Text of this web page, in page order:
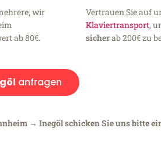
wir
ab 80€.
Vertrauen Sie auf
Klaviertransport,
sicherab 200€ zu
anfragen
→ Inegöl schicken Sie uns bitte